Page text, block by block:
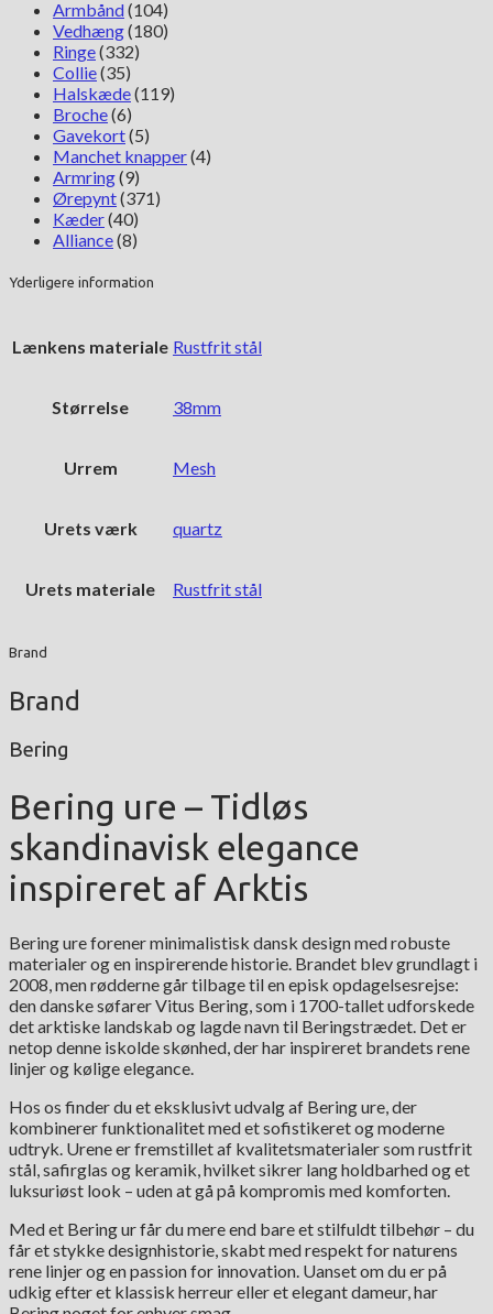
Armbånd(104)
Vedhæng(180)
Ringe(332)
Collie(35)
Halskæde(119)
Broche(6)
Gavekort(5)
Manchet knapper(4)
Armring(9)
Ørepynt(371)
Kæder(40)
Alliance(8)
Yderligere information
Lænkens materiale Rustfrit stål
Størrelse 38mm
Urrem Mesh
Urets værk quartz
Urets materiale Rustfrit stål
Brand
Brand
Bering
Bering ure – Tidløs
skandinavisk elegance
inspireret af Arktis
Bering ure forener minimalistisk dansk design med robuste
materialer og en inspirerende historie. Brandet blev grundlagt i
2008, men rødderne går tilbage til en episk opdagelsesrejse:
den danske søfarer Vitus Bering, som i 1700-tallet udforskede
det arktiske landskab og lagde navn til Beringstrædet. Det er
netop denne iskolde skønhed, der har inspireret brandets rene
linjer og kølige elegance.
Hos os finder du et eksklusivt udvalg af Bering ure, der
kombinerer funktionalitet med et sofistikeret og moderne
udtryk. Urene er fremstillet af kvalitetsmaterialer som rustfrit
stål, safirglas og keramik, hvilket sikrer lang holdbarhed og et
luksuriøst look – uden at gå på kompromis med komforten.
Med et Bering ur får du mere end bare et stilfuldt tilbehør – du
får et stykke designhistorie, skabt med respekt for naturens
rene linjer og en passion for innovation. Uanset om du er på
udkig efter et klassisk herreur eller et elegant dameur, har